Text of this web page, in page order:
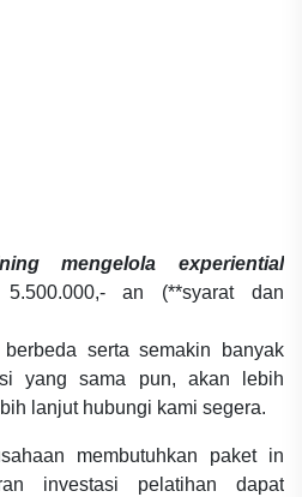
mengelola experiential
an (**syarat dan
serta semakin banyak
yang sama pun, akan lebih
lanjut hubungi kami segera.
membutuhkan paket in
investasi pelatihan dapat